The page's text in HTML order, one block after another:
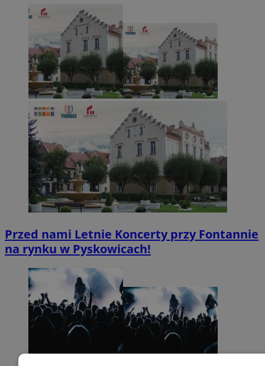
Przed nami Letnie Koncerty przy Fontannie
na rynku w Pyskowicach!